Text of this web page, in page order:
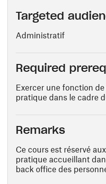
Targeted
Administratif
Required
Exercer une fonction
pratique dans le cadre
Remarks
Ce cours est réservé
pratique accueillant
back office des